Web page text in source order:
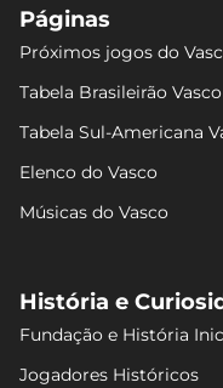
Páginas
Próximos jogos do
Tabela Brasileirão Vasco
Tabela Sul-Americana
Elenco do Vasco
Músicas do Vasco
História e
Fundação e História
Jogadores Históricos